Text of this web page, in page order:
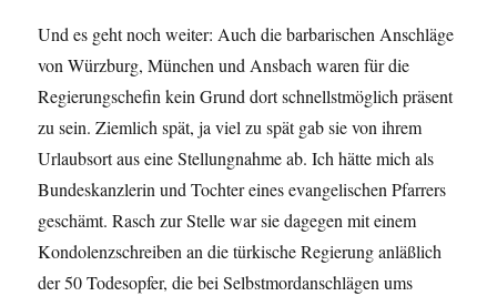
Und es geht noch weiter: Auch die barbarischen Anschläge
von Würzburg, München und Ansbach waren für die
Regierungschefin kein Grund dort schnellstmöglich präsent
zu sein. Ziemlich spät, ja viel zu spät gab sie von ihrem
Urlaubsort aus eine Stellungnahme ab. Ich hätte mich als
Bundeskanzlerin und Tochter eines evangelischen Pfarrers
geschämt. Rasch zur Stelle war sie dagegen mit einem
Kondolenzschreiben an die türkische Regierung anläßlich
der 50 Todesopfer, die bei Selbstmordanschlägen ums